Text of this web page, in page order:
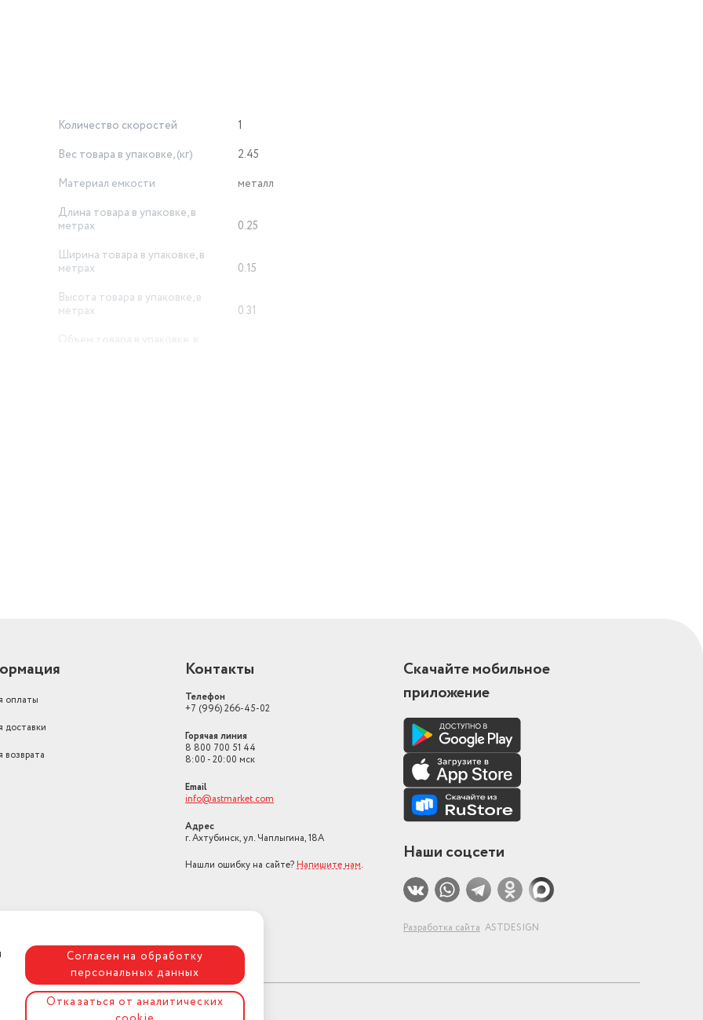
Количество скоростей
1
Вес товара в упаковке, (кг)
2.45
Материал емкости
металл
Длина товара в упаковке, в
метрах
0.25
Ширина товара в упаковке, в
метрах
0.15
Высота товара в упаковке, в
метрах
0.31
Объем товара в упаковке, в
оплаты
доставки
возврата
Контакты
Телефон
+7 (996) 266-45-02
Горячая линия
8 800 700 51 44
8:00 - 20:00 мск
Email
info@astmarket.com
Адрес
г. Ахтубинск, ул. Чаплыгина, 18А
Нашли ошибку на сайте? Напишите нам.
Скачайте мобильное
приложение
Наши соцсети
Разработка сайта ASTDESIGN
Согласен на обработку
персональных данных
Отказаться от аналитических